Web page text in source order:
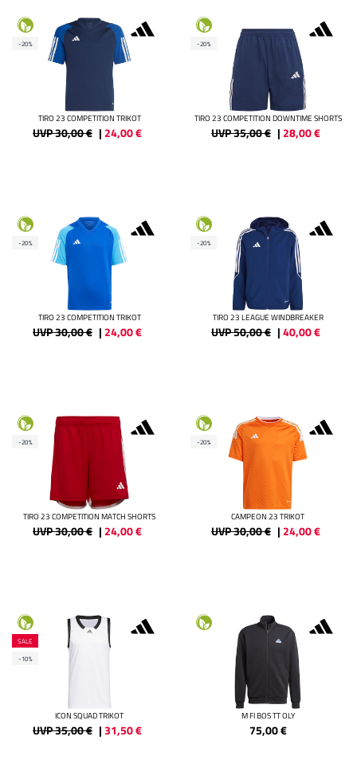
-20%
TIRO 23 COMPETITION TRIKOT
UVP 30,00 € |24,00€
-20%
TIRO 23 COMPETITION DOWNTIME SHORTS
UVP 35,00 € |28,00€
-20%
TIRO 23 COMPETITION TRIKOT
UVP 30,00 € |24,00€
-20%
TIRO 23 LEAGUE WINDBREAKER
UVP 50,00 € |40,00€
-20%
TIRO 23 COMPETITION MATCH SHORTS
UVP 30,00 € |24,00€
-20%
CAMPEON 23 TRIKOT
UVP 30,00 € |24,00€
SALE
-10%
ICON SQUAD TRIKOT
UVP 35,00 € |31,50€
M FI BOS TT OLY
75,00€